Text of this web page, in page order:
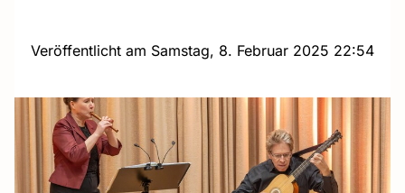
Veröffentlicht am Samstag, 8. Februar 2025 22:54